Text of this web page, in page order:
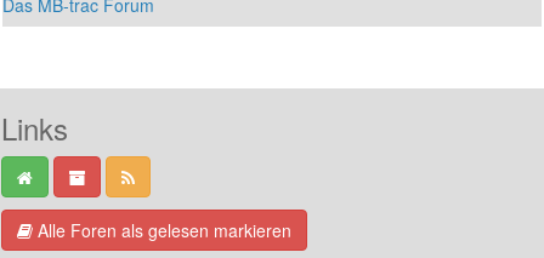
Links
Alle Foren als gelesen markieren